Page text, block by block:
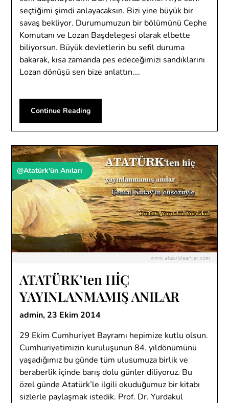
seçtiğimi şimdi anlayacaksın. Bizi yine büyük bir
savaş bekliyor. Durumumuzun bir bölümünü Cephe
Komutanı ve Lozan Başdelegesi olarak elbette
biliyorsun. Büyük devletlerin bu sefil duruma
bakarak, kısa zamanda pes edeceğimizi sandıklarını
Lozan dönüşü sen bize anlattın….
Continue Reading
@Atatürk'ün Anıları
ATATÜRK’ten HİÇ
YAYINLANMAMIŞ ANILAR
admin, 23 Ekim 2014
29 Ekim Cumhuriyet Bayramı hepimize kutlu olsun.
Cumhuriyetimizin kuruluşunun 84. yıldönümünü
yaşadığımız bu günde tüm ulusumuza birlik ve
beraberlik içinde barış dolu günler diliyoruz. Bu
özel günde Atatürk’le ilgili okuduğumuz bir kitabı
sizlerle paylaşmak istedik. Prof. Dr. Yurdakul